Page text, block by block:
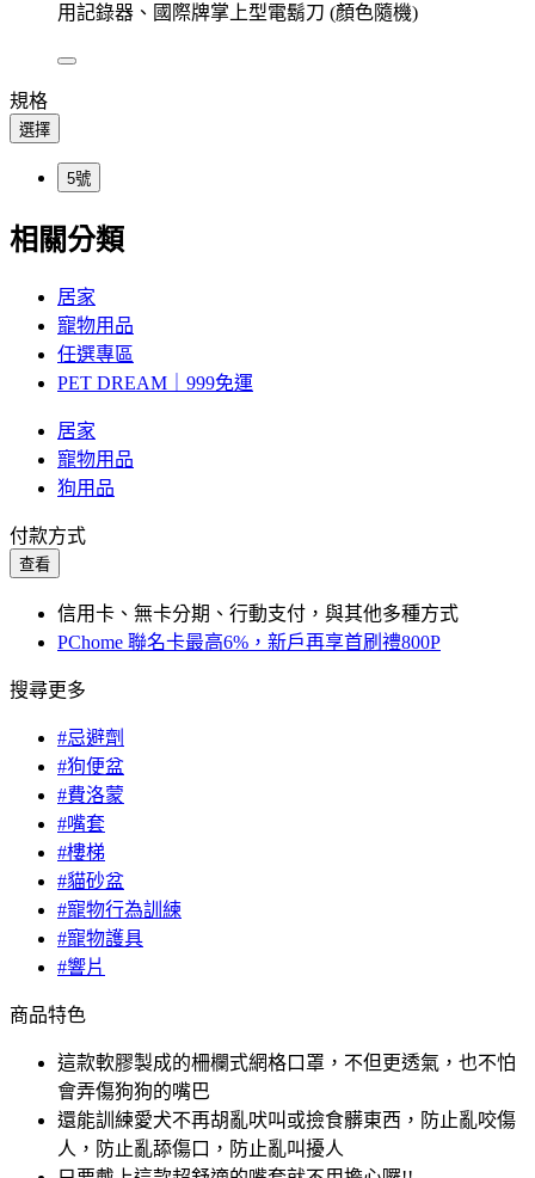
用記錄器、國際牌掌上型電鬍刀 (顏色隨機)
規格
選擇
5號
相關分類
居家
寵物用品
任選專區
PET DREAM｜999免運
居家
寵物用品
狗用品
付款方式
查看
信用卡、無卡分期、行動支付，與其他多種方式
PChome 聯名卡最高6%，新戶再享首刷禮800P
搜尋更多
#忌避劑
#狗便盆
#費洛蒙
#嘴套
#樓梯
#貓砂盆
#寵物行為訓練
#寵物護具
#響片
商品特色
這款軟膠製成的柵欄式網格口罩，不但更透氣，也不怕
會弄傷狗狗的嘴巴
還能訓練愛犬不再胡亂吠叫或撿食髒東西，防止亂咬傷
人，防止亂舔傷口，防止亂叫擾人